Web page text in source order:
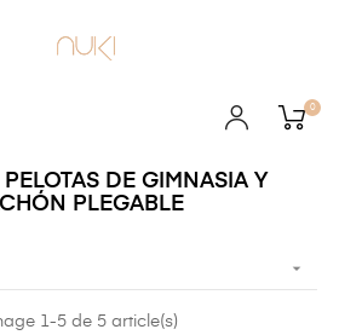
0
DE GIMNASIA Y
PLEGABLE

1-5 de 5 article(s)